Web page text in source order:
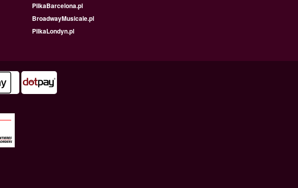
PilkaBarcelona.pl
BroadwayMusicale.pl
PilkaLondyn.pl